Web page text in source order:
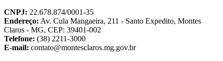
CNPJ: 22.678.874/0001-35
Endereço: Av. Cula Mangaeira, 211 - Santo Expedito, Montes
Claros - MG, CEP: 39401-002
Telefone: (38) 2211-3000
E-mail: contato@montesclaros.mg.gov.br